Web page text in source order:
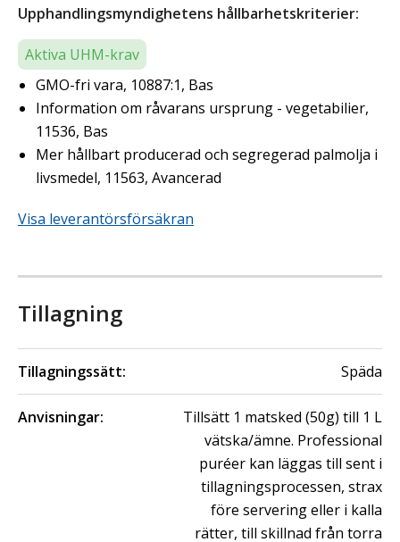
Upphandlingsmyndighetens hållbarhetskriterier:
Aktiva UHM-krav
GMO-fri vara, 10887:1, Bas
Information om råvarans ursprung - vegetabilier,
11536, Bas
Mer hållbart producerad och segregerad palmolja i
livsmedel, 11563, Avancerad
Visa leverantörsförsäkran
Tillagning
Tillagningssätt: Späda
Anvisningar:
Tillsätt 1 matsked (50g) till 1 L
vätska/ämne. Professional
puréer kan läggas till sent i
tillagningsprocessen, strax
före servering eller i kalla
rätter, till skillnad från torra